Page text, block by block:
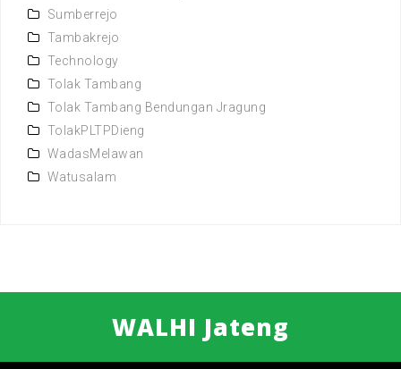
Sumberrejo
Tambakrejo
Technology
Tolak Tambang
Tolak Tambang Bendungan Jragung
TolakPLTPDieng
WadasMelawan
Watusalam
WALHI Jateng